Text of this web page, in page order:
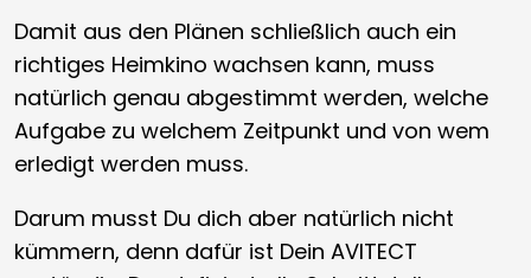
Damit aus den Plänen schließlich auch ein
richtiges Heimkino wachsen kann, muss
natürlich genau abgestimmt werden, welche
Aufgabe zu welchem Zeitpunkt und von wem
erledigt werden muss.
Darum musst Du dich aber natürlich nicht
kümmern, denn dafür ist Dein AVITECT